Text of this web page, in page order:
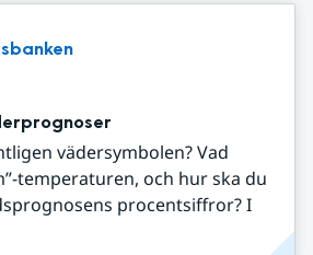
vädersymbolen? Vad
temperaturen, och hur ska du
procentsiffror? I